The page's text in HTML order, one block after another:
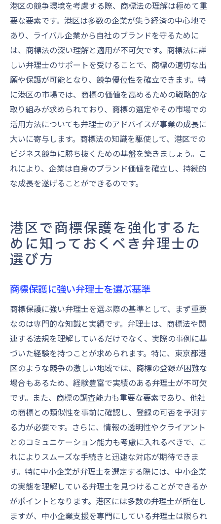
港区の競争環境を考慮する際、商標法の理解は極めて重
要な要素です。港区は多数の企業が集う経済の中心地で
あり、ライバル企業から自社のブランドを守るために
は、商標法の深い理解と適用が不可欠です。商標法に詳
しい弁理士のサポートを受けることで、商標の適切な出
願や保護が可能となり、競争優位性を確立できます。特
に港区の市場では、商標の価値を高めるための戦略的な
取り組みが求められており、商標の選定やその市場での
活用方法についても弁理士のアドバイスが事業の成長に
大いに寄与します。商標法の知識を駆使して、港区での
ビジネス競争に勝ち抜くための基盤を築きましょう。こ
れにより、企業は自身のブランド価値を確立し、持続的
な成長を遂げることができるのです。
港区で商標保護を強化するた
めに知っておくべき弁理士の
選び方
商標保護に強い弁理士を選ぶ基準
商標保護に強い弁理士を選ぶ際の基準として、まず重要
なのは専門的な知識と実績です。弁理士は、商標法や関
連する法規を理解しているだけでなく、実際の事例に基
づいた経験を持つことが求められます。特に、東京都港
区のような競争の激しい地域では、商標の登録が困難な
場合もあるため、経験豊富で実績のある弁理士が不可欠
です。また、商標の調査能力も重要な要素であり、他社
の商標との類似性を事前に確認し、登録の可否を予測す
る力が必要です。さらに、情報の透明性やクライアント
とのコミュニケーション能力も考慮に入れるべきで、こ
れによりスムーズな手続きと迅速な対応が期待できま
す。特に中小企業が弁理士を選定する際には、中小企業
の実態を理解している弁理士を見つけることができるか
がポイントとなります。港区には多数の弁理士が所在し
ますが、中小企業支援を専門にしている弁理士は限られ